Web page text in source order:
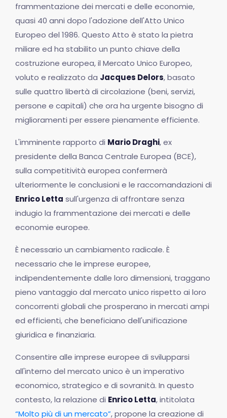
frammentazione dei mercati e delle economie,
quasi 40 anni dopo l'adozione dell'Atto Unico
Europeo del 1986. Questo Atto è stato la pietra
miliare ed ha stabilito un punto chiave della
costruzione europea, il Mercato Unico Europeo,
voluto e realizzato da Jacques Delors, basato
sulle quattro libertà di circolazione (beni, servizi,
persone e capitali) che ora ha urgente bisogno di
miglioramenti per essere pienamente efficiente.
L'imminente rapporto di Mario Draghi, ex
presidente della Banca Centrale Europea (BCE),
sulla competitività europea confermerà
ulteriormente le conclusioni e le raccomandazioni di
Enrico Letta sull'urgenza di affrontare senza
indugio la frammentazione dei mercati e delle
economie europee.
È necessario un cambiamento radicale. È
necessario che le imprese europee,
indipendentemente dalle loro dimensioni, traggano
pieno vantaggio dal mercato unico rispetto ai loro
concorrenti globali che prosperano in mercati ampi
ed efficienti, che beneficiano dell'unificazione
giuridica e finanziaria.
Consentire alle imprese europee di svilupparsi
all'interno del mercato unico è un imperativo
economico, strategico e di sovranità. In questo
contesto, la relazione di Enrico Letta, intitolata
“Molto più di un mercato”, propone la creazione di